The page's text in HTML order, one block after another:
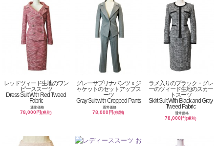
レッドツィード生地のワン
ピーススーツ
Dress Suit With Red Tweed
Fabric
通常価格
78,000円(税別)
グレーサブリナパンツｘジ
ャケットのセットアップス
ーツ
Gray Suit with Cropped Pants
通常価格
78,000円(税別)
ラメ入りのブラック・グレ
ーのツィード生地のスカー
トスーツ
Skirt Suit With Black and Gray
Tweed Fabric
通常価格
78,000円(税別)